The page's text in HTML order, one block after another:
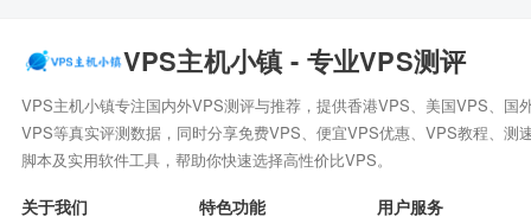
VPS主机小镇 - 专业VPS测评
VPS主机小镇专注国内外VPS测评与推荐，提供香港VPS、美国VPS、国
VPS等真实评测数据，同时分享免费VPS、便宜VPS优惠、VPS教程、测
脚本及实用软件工具，帮助你快速选择高性价比VPS。
关于我们 特色功能 用户服务